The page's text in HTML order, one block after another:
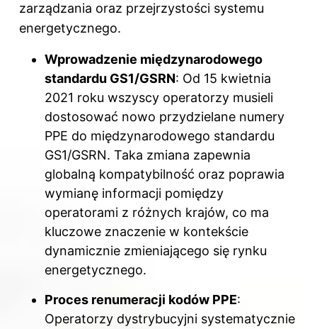
zarządzania oraz przejrzystości systemu
energetycznego.
Wprowadzenie międzynarodowego
standardu GS1/GSRN: Od 15 kwietnia
2021 roku wszyscy operatorzy musieli
dostosować nowo przydzielane numery
PPE do międzynarodowego standardu
GS1/GSRN. Taka zmiana zapewnia
globalną kompatybilność oraz poprawia
wymianę informacji pomiędzy
operatorami z różnych krajów, co ma
kluczowe znaczenie w kontekście
dynamicznie zmieniającego się rynku
energetycznego.
Proces renumeracji kodów PPE:
Operatorzy dystrybucyjni systematycznie